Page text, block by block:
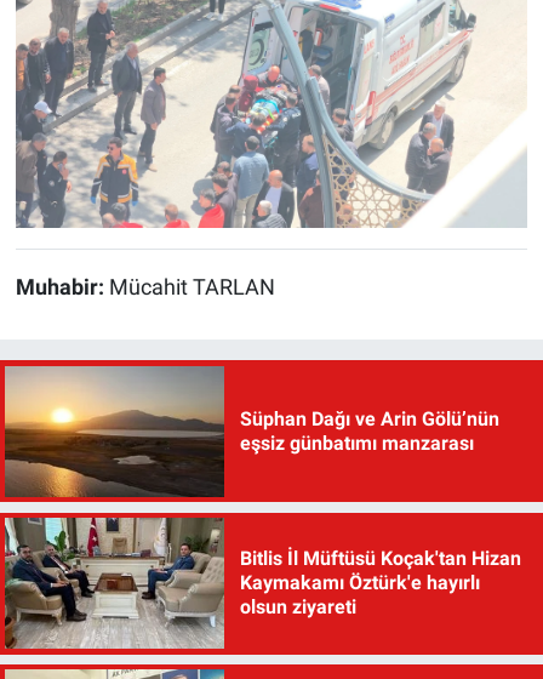
Muhabir: Mücahit TARLAN
Süphan Dağı ve Arin Gölü’nün
eşsiz günbatımı manzarası
Bitlis İl Müftüsü Koçak'tan Hizan
Kaymakamı Öztürk'e hayırlı
olsun ziyareti